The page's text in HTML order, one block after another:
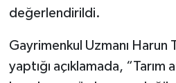
değerlendirildi.
Gayrimenkul Uzmanı Harun
yaptığı açıklamada, “Tarım